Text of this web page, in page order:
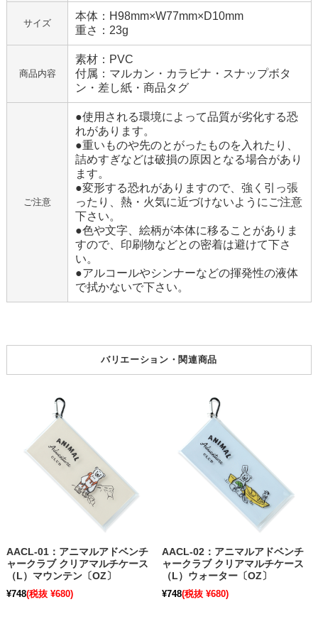
サイズ
本体：H98mm×W77mm×D10mm
重さ：23g
商品内容
素材：PVC
付属：マルカン・カラビナ・スナップボタ
ン・差し紙・商品タグ
ご注意
●使用される環境によって品質が劣化する恐
れがあります。
●重いものや先のとがったものを入れたり、
詰めすぎなどは破損の原因となる場合があり
ます。
●変形する恐れがありますので、強く引っ張
ったり、熱・火気に近づけないようにご注意
下さい。
●色や文字、絵柄が本体に移ることがありま
すので、印刷物などとの密着は避けて下さ
い。
●アルコールやシンナーなどの揮発性の液体
で拭かないで下さい。
バリエーション・関連商品
AACL-01：アニマルアドベンチ
ャークラブ クリアマルチケース
（L）マウンテン〔OZ〕
¥748(税抜 ¥680)
AACL-02：アニマルアドベンチ
ャークラブ クリアマルチケース
（L）ウォーター〔OZ〕
¥748(税抜 ¥680)